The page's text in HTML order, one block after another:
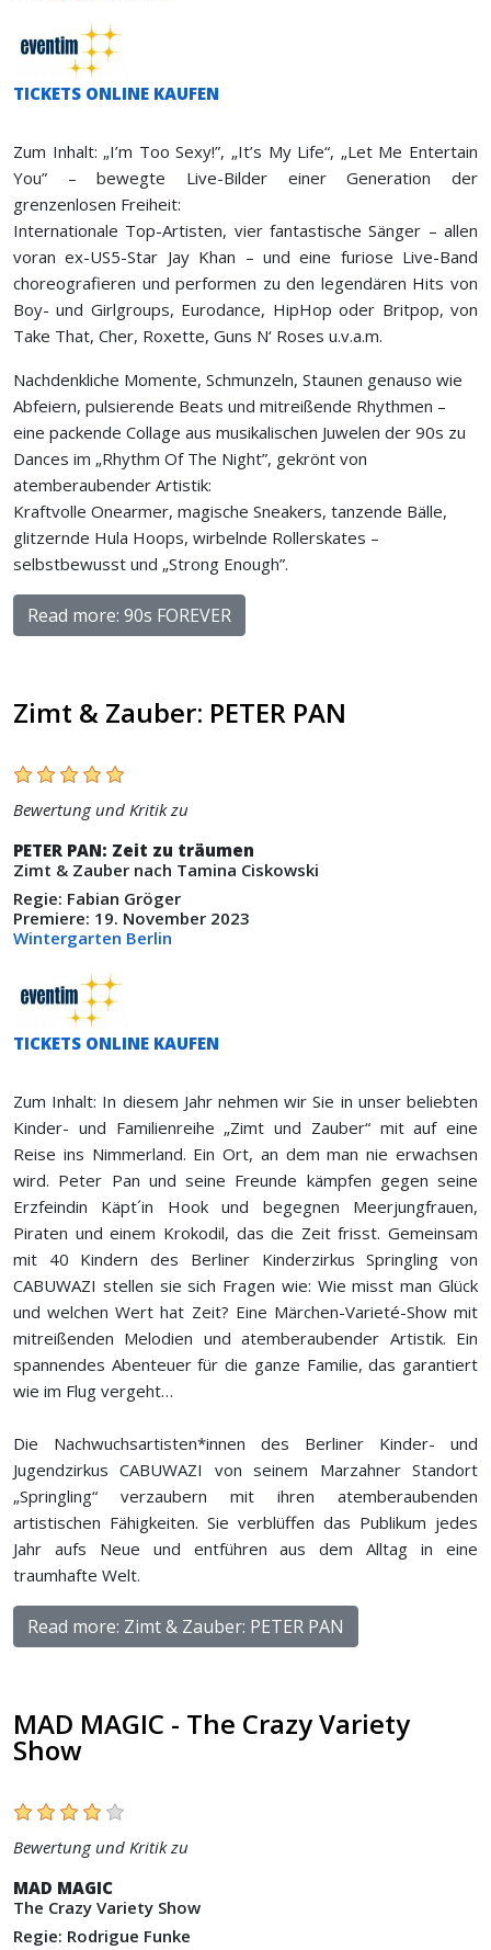
TICKETS ONLINE KAUFEN
Zum Inhalt: „I’m Too Sexy!”, „It’s My Life“, „Let Me Entertain
You” – bewegte Live-Bilder einer Generation der
grenzenlosen Freiheit:
Internationale Top-Artisten, vier fantastische Sänger – allen
voran ex-US5-Star Jay Khan – und eine furiose Live-Band
choreografieren und performen zu den legendären Hits von
Boy- und Girlgroups, Eurodance, HipHop oder Britpop, von
Take That, Cher, Roxette, Guns N‘ Roses u.v.a.m.
Nachdenkliche Momente, Schmunzeln, Staunen genauso wie
Abfeiern, pulsierende Beats und mitreißende Rhythmen –
eine packende Collage aus musikalischen Juwelen der 90s zu
Dances im „Rhythm Of The Night”, gekrönt von
atemberaubender Artistik:
Kraftvolle Onearmer, magische Sneakers, tanzende Bälle,
glitzernde Hula Hoops, wirbelnde Rollerskates –
selbstbewusst und „Strong Enough”.
Read more: 90s FOREVER
Zimt & Zauber: PETER PAN
Bewertung und Kritik zu
PETER PAN: Zeit zu träumen
Zimt & Zauber nach Tamina Ciskowski
Regie: Fabian Gröger
Premiere: 19. November 2023
Wintergarten Berlin
TICKETS ONLINE KAUFEN
Zum Inhalt: In diesem Jahr nehmen wir Sie in unser beliebten
Kinder- und Familienreihe „Zimt und Zauber“ mit auf eine
Reise ins Nimmerland. Ein Ort, an dem man nie erwachsen
wird. Peter Pan und seine Freunde kämpfen gegen seine
Erzfeindin Käpt´in Hook und begegnen Meerjungfrauen,
Piraten und einem Krokodil, das die Zeit frisst. Gemeinsam
mit 40 Kindern des Berliner Kinderzirkus Springling von
CABUWAZI stellen sie sich Fragen wie: Wie misst man Glück
und welchen Wert hat Zeit? Eine Märchen-Varieté-Show mit
mitreißenden Melodien und atemberaubender Artistik. Ein
spannendes Abenteuer für die ganze Familie, das garantiert
wie im Flug vergeht…
Die Nachwuchsartisten*innen des Berliner Kinder- und
Jugendzirkus CABUWAZI von seinem Marzahner Standort
„Springling“ verzaubern mit ihren atemberaubenden
artistischen Fähigkeiten. Sie verblüffen das Publikum jedes
Jahr aufs Neue und entführen aus dem Alltag in eine
traumhafte Welt.
Read more: Zimt & Zauber: PETER PAN
MAD MAGIC - The Crazy Variety
Show
Bewertung und Kritik zu
MAD MAGIC
The Crazy Variety Show
Regie: Rodrigue Funke